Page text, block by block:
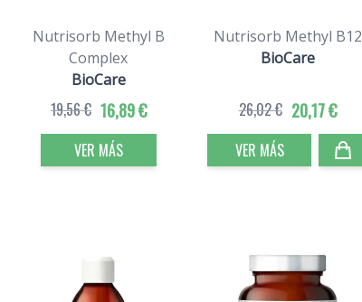
Nutrisorb Methyl B
Complex
BioCare
16,89 €
19,56 €
VER MÁS
Nutrisorb Methyl B12
BioCare
20,17 €
26,02 €
VER MÁS